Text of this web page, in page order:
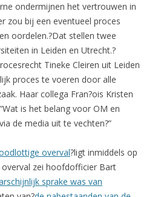
ondermijnen het vertrouwen in
zou bij een eventueel proces
oordelen.?Dat stellen twee
in Leiden en Utrecht.?
Tineke Cleiren uit Leiden
proces te voeren door alle
Haar collega Fran?ois Kristen
is het belang voor OM en
de media uit te vechten?”
overval?ligt inmiddels op
zei hoofdofficier Bart
sprake was van